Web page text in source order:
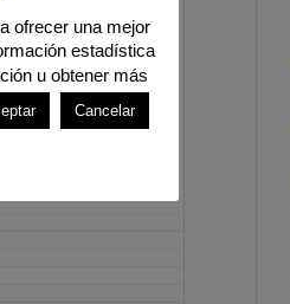
ofrecer una mejor
estadística
u obtener más
Cancelar